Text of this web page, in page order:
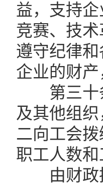
益，支持
竞赛、技
遵守纪律
企业的财
第三十条
及其他组
二向工会
职工人数
由财政拨